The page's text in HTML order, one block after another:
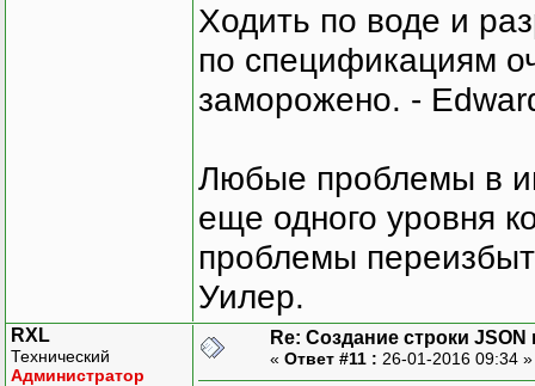
Ходить по воде и
по спецификациям
заморожено. -
Любые проблемы в
еще одного уровня
проблемы
Уилер.
RXL
Технический
Администратор
Re: Создание строки JSON
« Ответ #11 : 26-01-2016 09:34